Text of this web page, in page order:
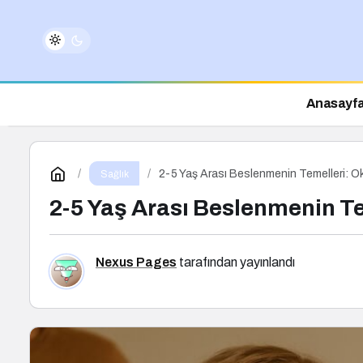
Sağlık 2-5 Yaş Arası Beslenmenin Temelleri:
2-5 Yaş Arası Beslenmenin
Nexus Pages tarafından yayınlandı